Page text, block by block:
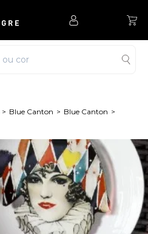
Blue Canton
Blue Canton